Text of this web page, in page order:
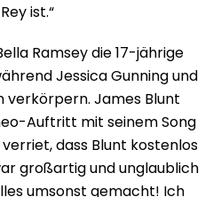
ist.“
Ramsey die 17-jährige
Jessica Gunning und
verkörpern. James Blunt
Auftritt mit seinem Song
verriet, dass Blunt kostenlos
großartig und unglaublich
umsonst gemacht! Ich